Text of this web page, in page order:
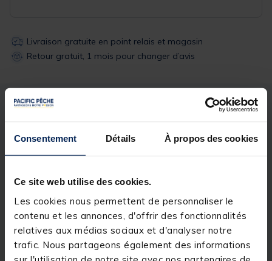
Consentement Détails À propos des cookies
Ce site web utilise des cookies.
Les cookies nous permettent de personnaliser le
contenu et les annonces, d'offrir des fonctionnalités
relatives aux médias sociaux et d'analyser notre
trafic. Nous partageons également des informations
Livraison gratuite en point relais et magasin
Retour gratuit, 1 mois pour changer d’avis
Description & détails
Description
Conçu pour boucher en toute sécurité tout trou
percé dans les appâts de type « Pellets » et réduire
le ramollissement de l’appât. La conception étagée
à haute adhérence et la surface d’arrêt élargie sont
également parfaites pour les appâts souples tels
que les bouillettes molles, les produits naturels et le